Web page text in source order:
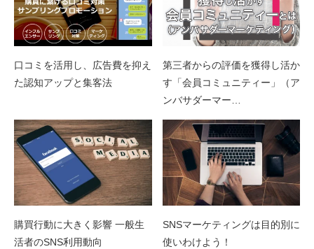
口コミを活用し、広告費を抑え
た認知アップと集客法
第三者からの評価を獲得し活か
す「会員コミュニティー」（ア
ンバサダーマー…
購買行動に大きく影響 一般生
活者のSNS利用動向
SNSマーケティングは目的別に
使いわけよう！